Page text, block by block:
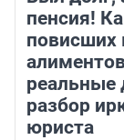
пенсия!
повисших
реальные
разбор
юриста